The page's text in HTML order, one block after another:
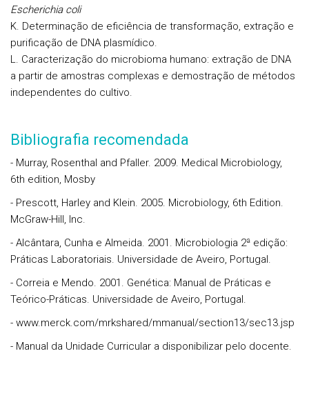
Escherichia coli
K. Determinação de eficiência de transformação, extração e
purificação de DNA plasmídico.
L. Caracterização do microbioma humano: extração de DNA
a partir de amostras complexas e demostração de métodos
independentes do cultivo.
Bibliografia recomendada
- Murray, Rosenthal and Pfaller. 2009. Medical Microbiology,
6th edition, Mosby
- Prescott, Harley and Klein. 2005. Microbiology, 6th Edition.
McGraw-Hill, Inc.
- Alcântara, Cunha e Almeida. 2001. Microbiologia 2ª edição:
Práticas Laboratoriais. Universidade de Aveiro, Portugal.
- Correia e Mendo. 2001. Genética: Manual de Práticas e
Teórico-Práticas. Universidade de Aveiro, Portugal.
- www.merck.com/mrkshared/mmanual/section13/sec13.jsp
- Manual da Unidade Curricular a disponibilizar pelo docente.